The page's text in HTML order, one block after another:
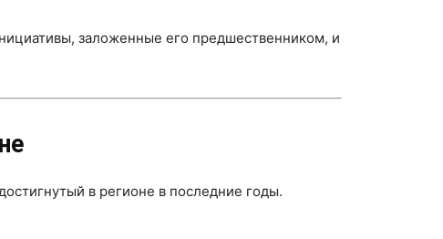
заложенные его предшественником, и
в регионе в последние годы.